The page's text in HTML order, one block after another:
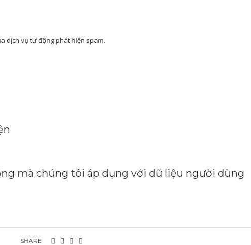
dịch vụ tự động phát hiện spam.
mà chúng tôi áp dụng với dữ liệu người dùng
SHARE